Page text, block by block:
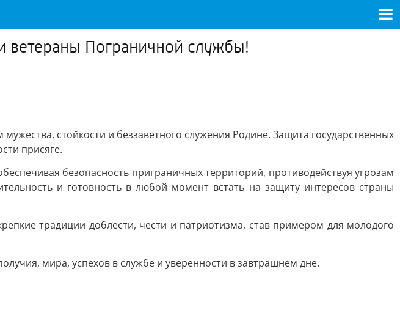
Пограничной службы!
стойкости и беззаветного служения Родине. Защита государственных
присяге.
безопасность приграничных территорий, противодействуя угрозам
и готовность в любой момент встать на защиту интересов страны
традиции доблести, чести и патриотизма, став примером для молодого
мира, успехов в службе и уверенности в завтрашнем дне.